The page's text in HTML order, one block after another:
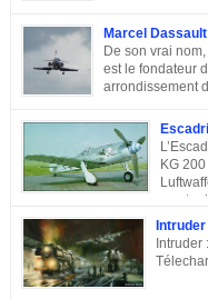
entre les mains de la famille
Marcel Bloch ayant changé
parcours de ce fleuron de
mondiale à la Course aux
mondiale, Marcel Bloch a créé
Marcel
De son vrai
est le fondateur
arrondissement
également été un
famille de Marcel Dassault
Allatini, Marcel avait trois
le second, Darius Paul Bloch
René était chirurgien à Paris
KG
pas
des missions très différentes
maritime, Mistel ou missions
La désignation KG 200,
escadre de combat n°200 « .
Donc il n’y a pas a priori de
Intruder